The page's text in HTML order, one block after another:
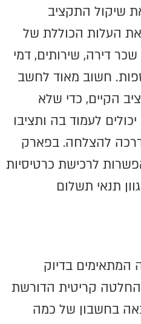
שיקול התקציב
את העלות הכוללת של
דירה, שירותים, דמי
חשוב מאוד לחשב
הקיים, כדי שלא
לעמוד בה ותציבו
להצלחה. בפארק
לרכישת כרטיסיות
תנאי תשלום
בדיוק
קריטית הדורשת
בחשבון של כמה